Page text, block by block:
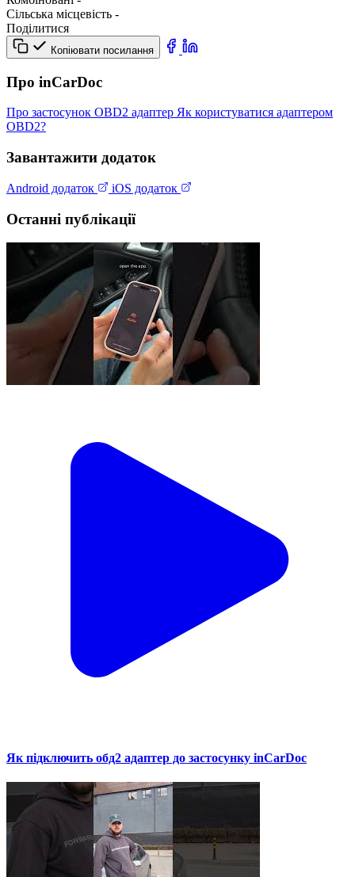
Сільська місцевість -
Поділитися
Копіювати посилання
Про inCarDoc
Про застосунок OBD2 адаптер Як користуватися адаптером
OBD2?
Завантажити додаток
Android додаток iOS додаток
Останні публікації
Як підключить обд2 адаптер до застосунку inCarDoc